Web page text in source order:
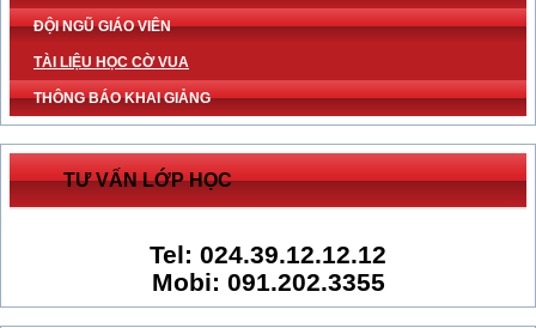
ĐỘI NGŨ GIÁO VIÊN
TÀI LIỆU HỌC CỜ VUA
THÔNG BÁO KHAI GIẢNG
TƯ VẤN LỚP HỌC
Tel: 024.39.12.12.12
Mobi: 091.202.3355